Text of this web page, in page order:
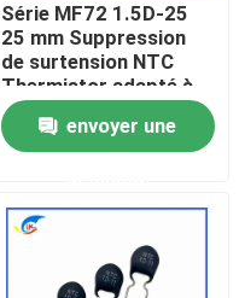
Série MF72 1.5D-25
25 mm Suppression
de surtension NTC
Thermistor adapté à
la commutation de
l'alimentation Audio
amplificateur
envoyer une